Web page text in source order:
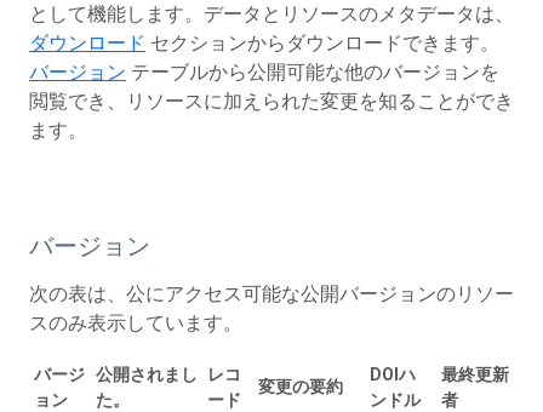
として機能します。データとリソースのメタデータは、
ダウンロード セクションからダウンロードできます。
バージョン テーブルから公開可能な他のバージョンを
閲覧でき、リソースに加えられた変更を知ることができ
ます。
バージョン
次の表は、公にアクセス可能な公開バージョンのリソー
スのみ表示しています。
バージ
ョン
公開されまし
た。
レコ
ード
変更の要約
DOIハ
ンドル
最終更新
者